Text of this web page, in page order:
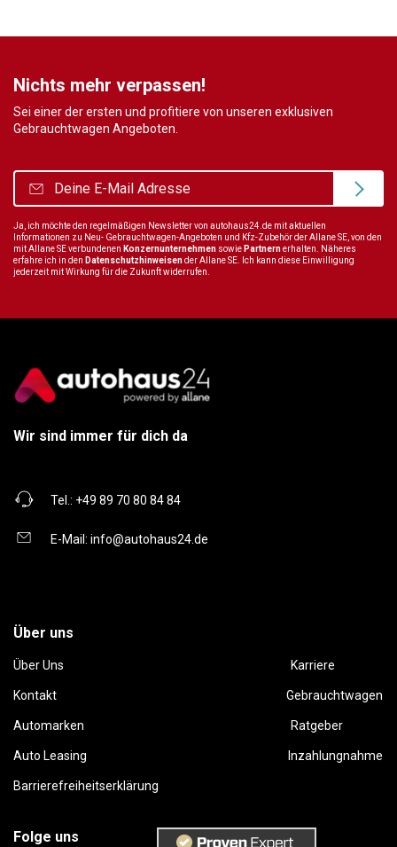
Nichts mehr verpassen!
Sei einer der ersten und profitiere von unseren exklusiven
Gebrauchtwagen Angeboten.
Ja, ich möchte den regelmäßigen Newsletter von autohaus24.de mit aktuellen
Informationen zu Neu- Gebrauchtwagen-Angeboten und Kfz-Zubehör der Allane SE, von den
mit Allane SE verbundenen Konzernunternehmen sowie Partnernerhalten. Näheres
erfahre ich in den Datenschutzhinweisender Allane SE. Ich kann diese Einwilligung
jederzeit mit Wirkung für die Zukunft widerrufen.
Wir sind immer für dich da
Tel.: +49 89 70 80 84 84
E-Mail: info@autohaus24.de
Über uns
Über Uns Karriere
Kontakt Gebrauchtwagen
Automarken Ratgeber
Auto Leasing Inzahlungnahme
Barrierefreiheitserklärung
Folge uns